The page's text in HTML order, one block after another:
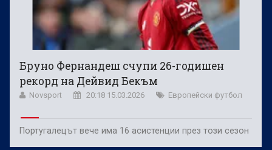
Бруно Фернандеш счупи 26-годишен
рекорд на Дейвид Бекъм
Novsport 20:18 15.03.2026 Европейски футбол
Португалецът вече има 16 асистенции през този сезон